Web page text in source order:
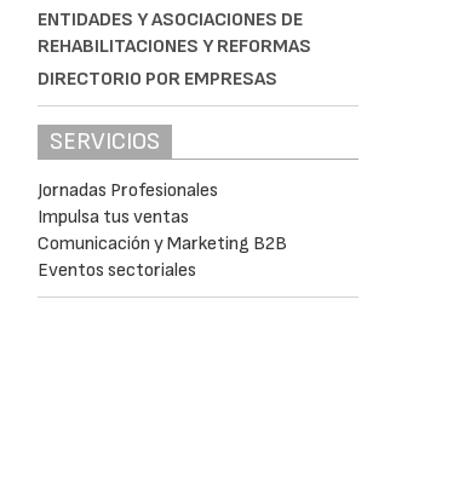
ENTIDADES Y ASOCIACIONES DE
REHABILITACIONES Y REFORMAS
DIRECTORIO POR EMPRESAS
SERVICIOS
Jornadas Profesionales
Impulsa tus ventas
Comunicación y Marketing B2B
Eventos sectoriales